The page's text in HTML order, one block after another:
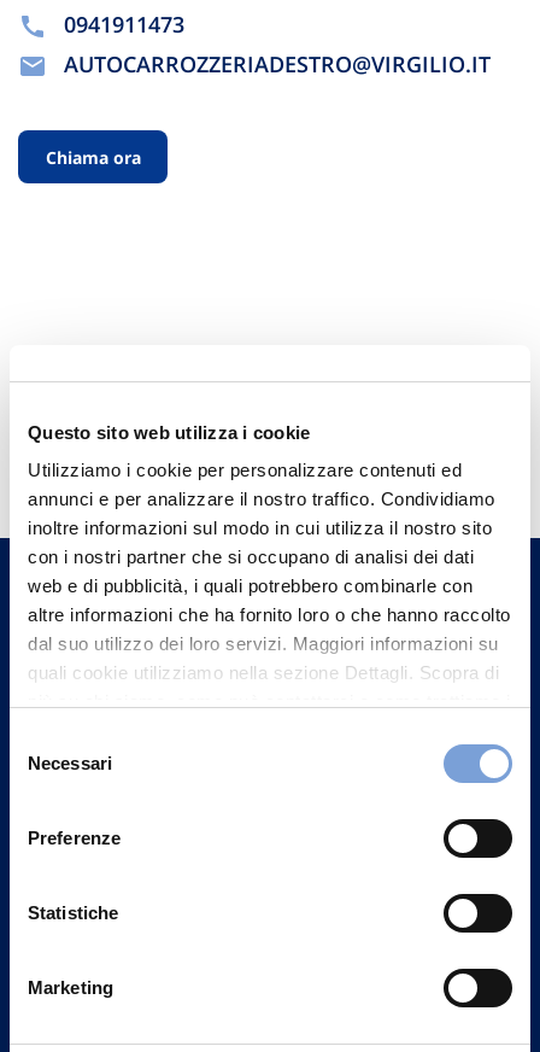
Questo sito web utilizza i cookie
Utilizziamo i cookie per personalizzare contenuti ed
annunci e per analizzare il nostro traffico. Condividiamo
inoltre informazioni sul modo in cui utilizza il nostro sito
con i nostri partner che si occupano di analisi dei dati
web e di pubblicità, i quali potrebbero combinarle con
altre informazioni che ha fornito loro o che hanno raccolto
dal suo utilizzo dei loro servizi. Maggiori informazioni su
quali cookie utilizziamo nella sezione Dettagli. Scopra di
può trovare nel footer del sito nella sezione "Informativa
delNecessari
Preferenze
Statistiche
Marketing
0941911473
AUTOCARROZZERIADESTRO@VIRGILIO.IT
Chiama ora
Hai bisogno di
informazioni?
Trova l'Agenzia più vicina a te e parla con
un nostro Agente.
Contattaci
Vittoria Assicurazioni S.p.A.